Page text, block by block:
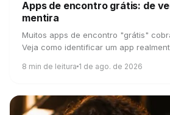
Apps de encontro grátis: de
mentira
Muitos apps de encontro "grátis"
Veja como identificar um app
8 min de leitura 1 de ago. de 2026